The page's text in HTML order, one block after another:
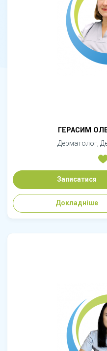
ГЕРАСИМ
Дерматолог,
Записатися
Докладніше